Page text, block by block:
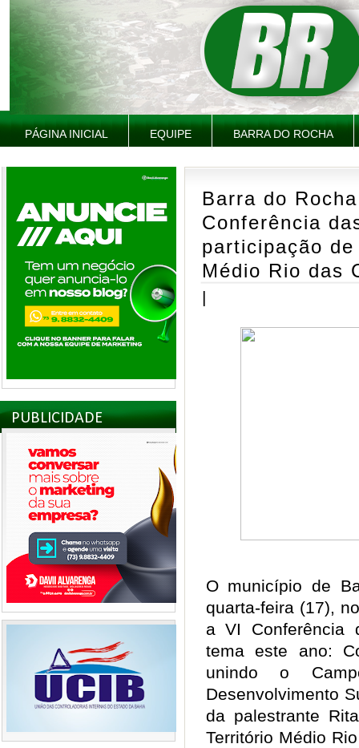
PÁGINA INICIAL EQUIPE BARRA DO ROCHA
PUBLICIDADE
Barra do
Conferência
participação
Médio Rio das
|
O município de
quarta-feira (17),
a VI Conferência
tema este ano:
unindo o
Desenvolvimento
da palestrante
Território Médio